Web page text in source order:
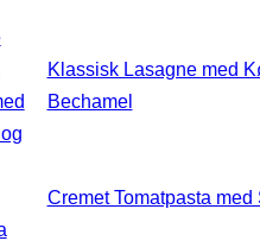
Klassisk Lasagne med
Bechamel
Cremet Tomatpasta med